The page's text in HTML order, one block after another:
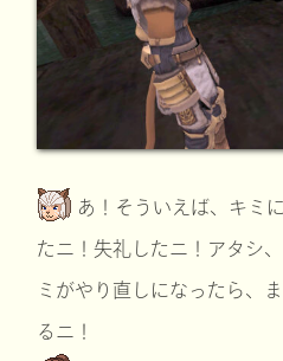
あ！そういえば、キミ
たニ！失礼したニ！アタシ
ミがやり直しになったら、
るニ！